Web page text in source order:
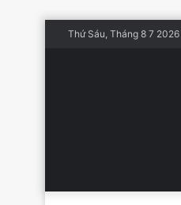
Thứ Sáu, Tháng 8 7 2026